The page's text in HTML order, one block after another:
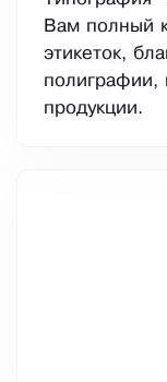
Вам полный
этикеток,
полиграфии,
продукции.